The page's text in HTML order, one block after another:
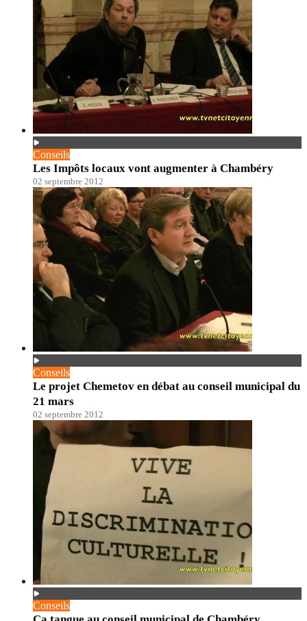
Conseils
Les Impôts locaux vont augmenter à Chambéry
02 septembre 2012
Conseils
Le projet Chemetov en débat au conseil municipal du
21 mars
02 septembre 2012
Conseils